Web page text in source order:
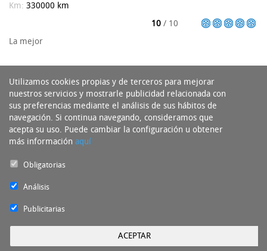
Km: 330000 km
10 / 10
La mejor
Experto del Neumático Copyright 2016 - Todos los derechos reservados bynts
Utilizamos cookies propias y de terceros para mejorar
nuestros servicios y mostrarle publicidad relacionada con
sus preferencias mediante el análisis de sus hábitos de
navegación. Si continua navegando, consideramos que
acepta su uso. Puede cambiar la configuración u obtener
más información aquí
Obligatorias
Análisis
Publicitarias
ACEPTAR